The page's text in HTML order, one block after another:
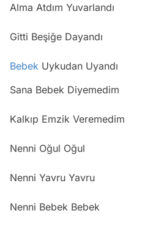
Alma Atdım Yuvarlandı
Gitti Beşiğe Dayandı
Bebek Uykudan Uyandı
Sana Bebek Diyemedim
Kalkıp Emzik Veremedim
Nenni Oğul Oğul
Nenni Yavru Yavru
Nenni Bebek Bebek